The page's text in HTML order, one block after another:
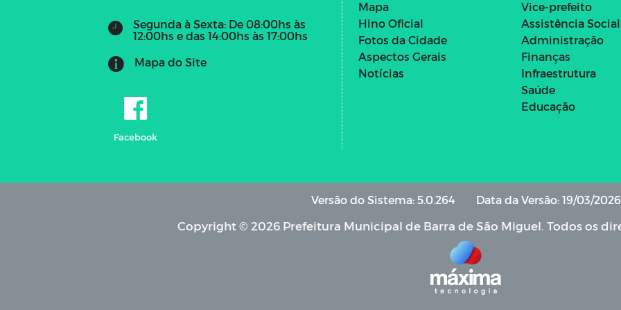
Segunda à Sexta: De 08:00hs às
12:00hs e das 14:00hs às 17:00hs
Mapa do Site
Facebook
Mapa
Hino Oficial
Fotos da Cidade
Aspectos Gerais
Notícias
Vice-prefeito
Assistência Social
Administração
Finanças
Infraestrutura
Saúde
Educação
Versão do Sistema: 5.0.264 Data da Versão: 19/03/2026
Copyright © 2026 Prefeitura Municipal de Barra de São Miguel. Todos os